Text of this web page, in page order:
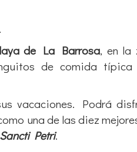
.
de La Barrosa, en la
de comida típica
vacaciones. Podrá
una de las diez
Petri.